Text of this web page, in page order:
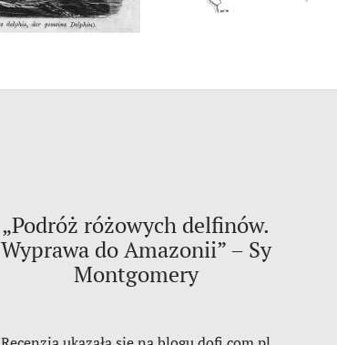
„Podróż różowych delfinów.
Wyprawa do Amazonii” – Sy
Montgomery